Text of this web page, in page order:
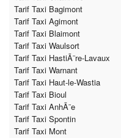
Tarif Taxi Bagimont
Tarif Taxi Agimont
Tarif Taxi Blaimont
Tarif Taxi Waulsort
Tarif Taxi HastiÃ¨re-Lavaux
Tarif Taxi Warnant
Tarif Taxi Haut-le-Wastia
Tarif Taxi Bioul
Tarif Taxi AnhÃ¨e
Tarif Taxi Spontin
Tarif Taxi Mont